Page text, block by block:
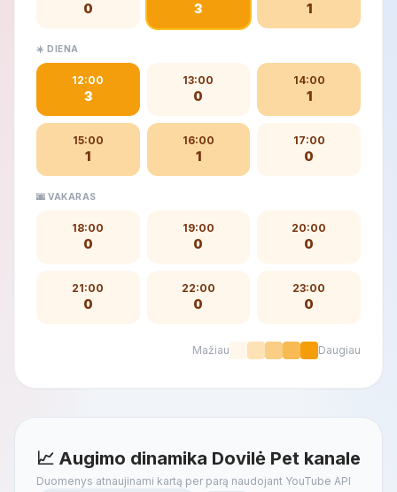
0 3 1
☀️ DIENA
12:00
3
13:00
0
14:00
1
15:00
1
16:00
1
17:00
0
🌆 VAKARAS
18:00
0
19:00
0
20:00
0
21:00
0
22:00
0
23:00
0
Mažiau Daugiau
📈 Augimo dinamika Dovilė Pet kanale
Duomenys atnaujinami kartą per parą naudojant YouTube API